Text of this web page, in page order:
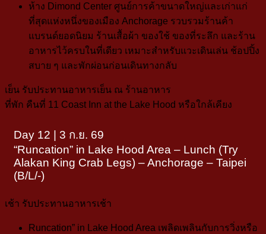
ห้าง Dimond Center ศูนย์การค้าขนาดใหญ่และเก่าแก่
ที่สุดแห่งหนึ่งของเมือง Anchorage รวบรวมร้านค้า
แบรนด์ยอดนิยม ร้านเสื้อผ้า ของใช้ ของที่ระลึก และร้าน
อาหารไว้ครบในที่เดียว เหมาะสำหรับแวะเดินเล่น ช้อปปิ้ง
สบาย ๆ และพักผ่อนก่อนเดินทางกลับ
เย็น รับประทานอาหารเย็น ณ ร้านอาหาร
ที่พัก คืนที่ 11 Coast Inn at the Lake Hood หรือใกล้เคียง
Day 12 | 3 ก.ย. 69
“Runcation” in Lake Hood Area – Lunch (Try
Alakan King Crab Legs) – Anchorage – Taipei
(B/L/-)
เช้า รับประทานอาหารเช้า
Runcation” in Lake Hood Area เพลิดเพลินกับการวิ่งหรือ